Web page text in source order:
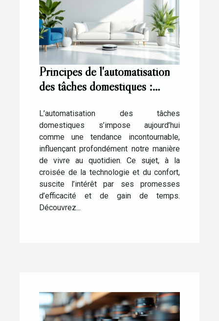
Principes de l'automatisation
des tâches domestiques :
L’automatisation des tâches
domestiques s’impose aujourd’hui
comme une tendance incontournable,
influençant profondément notre manière
de vivre au quotidien. Ce sujet, à la
croisée de la technologie et du confort,
suscite l’intérêt par ses promesses
d’efficacité et de gain de temps.
Découvrez...